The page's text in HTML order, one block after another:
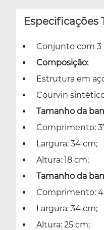
Especificações
Conjunto com 3
Composição:
Estrutura em
Courvin
Tamanho da
Comprimento:
Largura: 34 cm;
Altura: 18 cm;
Tamanho da
Comprimento:
Largura: 34 cm;
Altura: 25 cm;